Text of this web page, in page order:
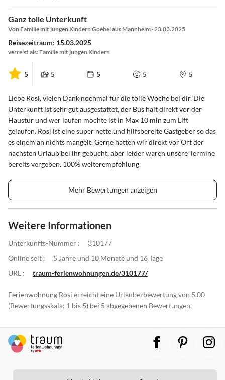
Ganz tolle Unterkunft
Von Familie mit jungen Kindern Goebel aus Mannheim · 23.03.2025
Reisezeitraum: 15.03.2025
verreist als: Familie mit jungen Kindern
5 5 5 5 5
Liebe Rosi, vielen Dank nochmal für die tolle Woche bei dir. Die
Unterkunft ist sehr gut ausgestattet, der Bus hält direkt vor der
Haustür und wer laufen möchte ist in Max 10 min zum Lift
gelaufen. Rosi ist eine super nette und hilfsbereite Gastgeber so das
es einem an nichts mangelt. Gerne hätten wir direkt vor Ort der
nächsten Urlaub bei ihr gebucht, aber leider waren unsere Termine
bereits vergeben. 100% weiterempfehlung.
Mehr Bewertungen anzeigen
Weitere Informationen
Unterkunfts-Nummer :
310177
Online seit :
5 Jahre und 10 Monate und 16 Tage
URL :
traum-ferienwohnungen.de/310177/
Ferienwohnung Rosi erreicht eine Urlauberbewertung von 5.00
(Bewertungsskala: 1 bis 5) bei 5 abgegebenen Bewertungen.